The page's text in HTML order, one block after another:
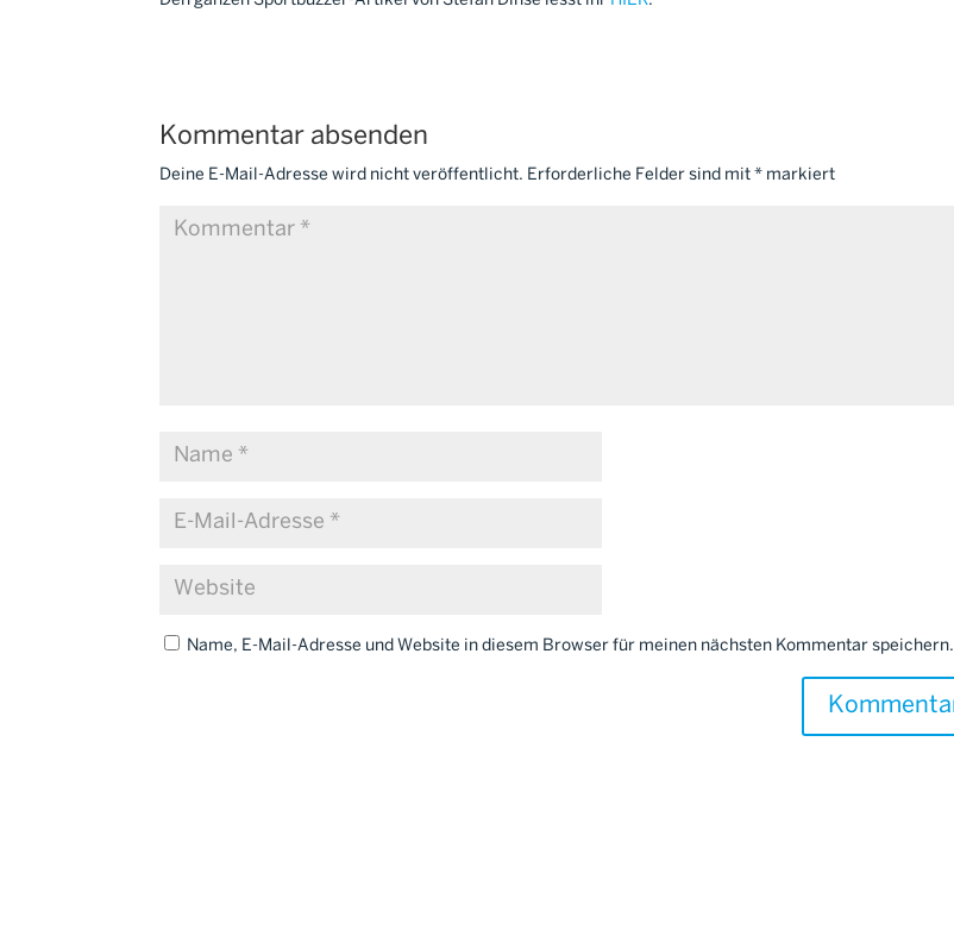
Kommentar absenden
Deine E-Mail-Adresse wird nicht veröffentlicht. Erforderliche Felder sind mit* markiert
Name, E-Mail-Adresse und Website in diesem Browser für meinen nächsten Kommentar speichern.